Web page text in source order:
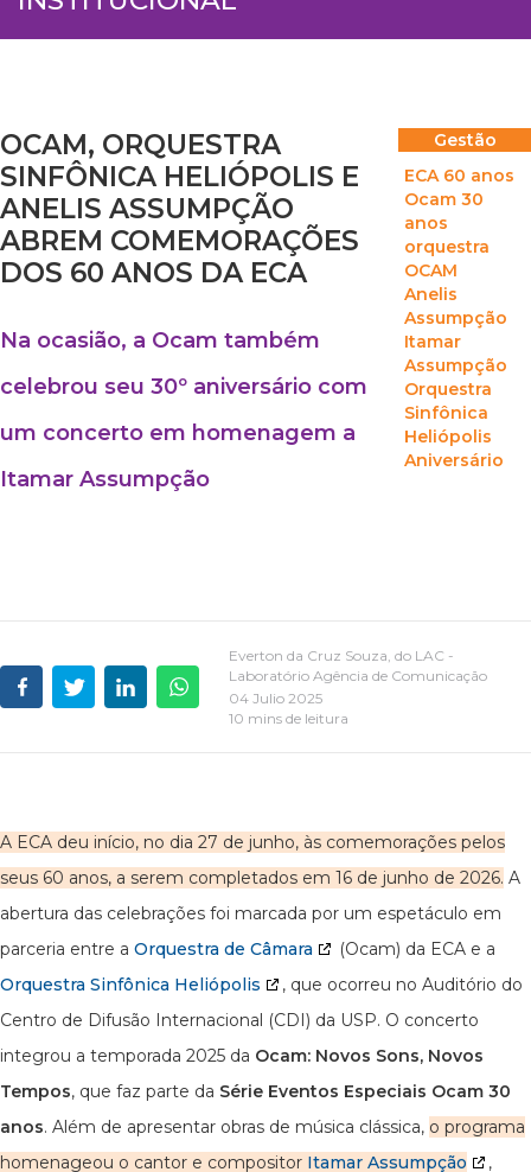
OCAM, ORQUESTRA
SINFÔNICA HELIÓPOLIS E
ANELIS ASSUMPÇÃO
ABREM COMEMORAÇÕES
DOS 60 ANOS DA ECA
Na ocasião, a Ocam também
celebrou seu 30º aniversário com
um concerto em homenagem a
Itamar Assumpção
Gestão
ECA 60 anos
Ocam 30
anos
orquestra
OCAM
Anelis
Assumpção
Itamar
Assumpção
Orquestra
Sinfônica
Heliópolis
Aniversário
Everton da Cruz Souza, do LAC -
Laboratório Agência de Comunicação
04 Julio 2025
10 mins de leitura
A ECA deu início, no dia 27 de junho, às comemorações pelos
seus 60 anos, a serem completados em 16 de junho de 2026. A
abertura das celebrações foi marcada por um espetáculo em
parceria entre a Orquestra de Câmara
(Ocam) da ECA e a
Orquestra Sinfônica Heliópolis
, que ocorreu no Auditório do
Centro de Difusão Internacional (CDI) da USP. O concerto
integrou a temporada 2025 da Ocam: Novos Sons, Novos
Tempos, que faz parte da Série Eventos Especiais Ocam 30
anos. Além de apresentar obras de música clássica, o programa
homenageou o cantor e compositor Itamar Assumpção
,